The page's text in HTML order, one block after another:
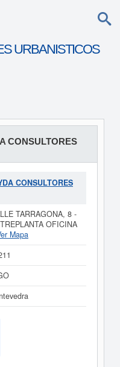
URBANISTICOS
CONSULTORES
CONSULTORES
TARRAGONA, 8 -
OFICINA
Mapa